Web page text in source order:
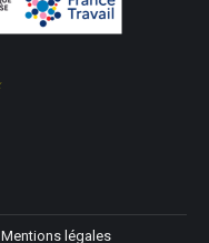
Mentions légales